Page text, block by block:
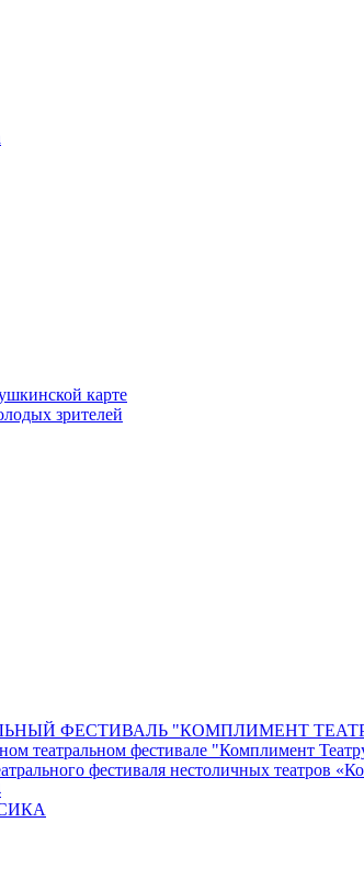
карте
зрителей
ФЕСТИВАЛЬ "КОМПЛИМЕНТ
театральном фестивале "Комплимент
фестиваля нестоличных театров